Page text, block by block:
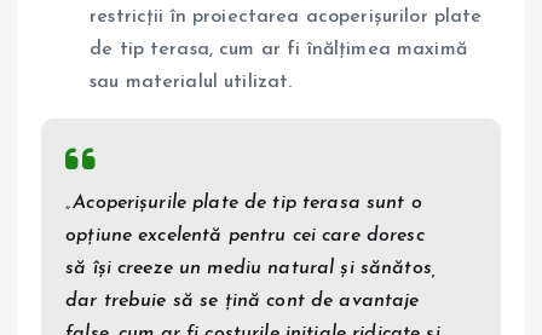
restricții în proiectarea acoperișurilor plate
de tip terasa, cum ar fi înălțimea maximă
sau materialul utilizat.
„Acoperișurile plate de tip terasa sunt o
opțiune excelentă pentru cei care doresc
să își creeze un mediu natural și sănătos,
dar trebuie să se țină cont de avantaje